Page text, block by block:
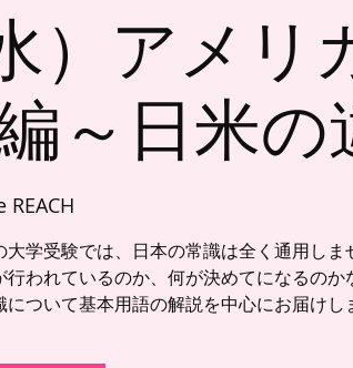
）アメリ
～日米の
REACH
学受験では、日本の常識は全く通用しま
われているのか、何が決めてになるのか
ついて基本用語の解説を中心にお届けし